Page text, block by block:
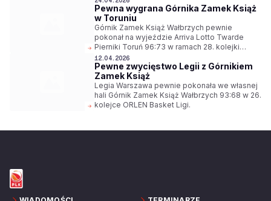
Pewna wygrana Górnika Zamek Książ
w Toruniu
Górnik Zamek Książ Wałbrzych pewnie
pokonał na wyjeździe Arriva Lotto Twarde
Pierniki Toruń 96:73 w ramach 28. kolejki
ORLEN Basket Ligi.
12.04.2026
Pewne zwycięstwo Legii z Górnikiem
Zamek Książ
Legia Warszawa pewnie pokonała we własnej
hali Górnik Zamek Książ Wałbrzych 93:68 w 26.
kolejce ORLEN Basket Ligi.